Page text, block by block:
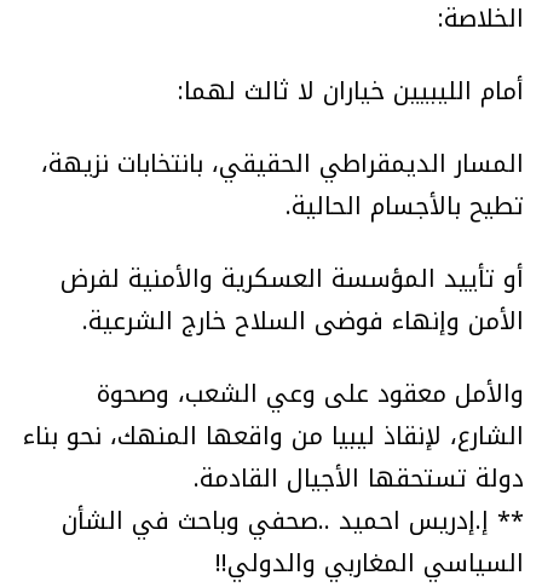
الخلاصة:
أمام الليبيين خياران لا ثالث لهما:
المسار الديمقراطي الحقيقي، بانتخابات نزيهة،
تطيح بالأجسام الحالية.
أو تأييد المؤسسة العسكرية والأمنية لفرض
الأمن وإنهاء فوضى السلاح خارج الشرعية.
والأمل معقود على وعي الشعب، وصحوة
الشارع، لإنقاذ ليبيا من واقعها المنهك، نحو بناء
دولة تستحقها الأجيال القادمة.
** إ.إدريس احميد ..صحفي وباحث في الشأن
السياسي المغاربي والدولي!!